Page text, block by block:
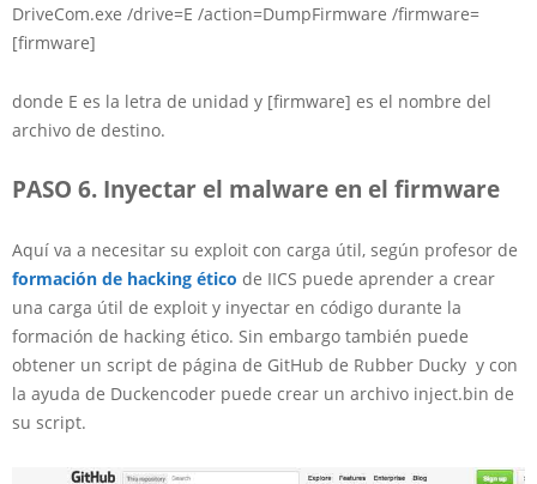
DriveCom.exe /drive=E /action=DumpFirmware /firmware=
[firmware]
donde E es la letra de unidad y [firmware] es el nombre del
archivo de destino.
PASO 6. Inyectar el malware en el firmware
Aquí va a necesitar su exploit con carga útil, según profesor de
formación de hacking ético de IICS puede aprender a crear
una carga útil de exploit y inyectar en código durante la
formación de hacking ético. Sin embargo también puede
obtener un script de página de GitHub de Rubber Ducky y con
la ayuda de Duckencoder puede crear un archivo inject.bin de
su script.